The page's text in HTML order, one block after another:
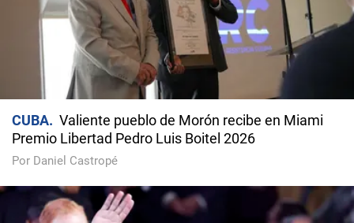
CUBA
Valiente pueblo de Morón recibe en Miami
Premio Libertad Pedro Luis Boitel 2026
Por Daniel Castropé